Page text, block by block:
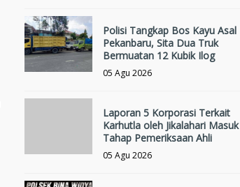
Polisi Tangkap Bos Kayu Asal
Pekanbaru, Sita Dua Truk
Bermuatan 12 Kubik Ilog
05 Agu 2026
Laporan 5 Korporasi Terkait
Karhutla oleh Jikalahari Masuk
Tahap Pemeriksaan Ahli
05 Agu 2026